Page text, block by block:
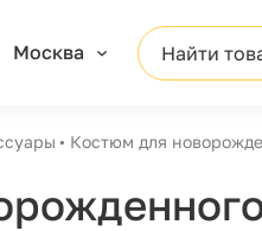
Москва Найти
Костюм для